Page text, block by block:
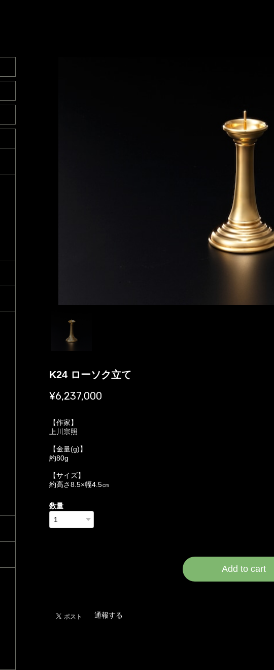
K24 ローソク立て
¥6,237,000
【作家】
上川宗照
【金量(g)】
約80g
【サイズ】
約高さ8.5×幅4.5㎝
数量
Add to cart
通報する